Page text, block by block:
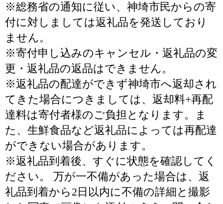
※総務省の通知に従い、神埼市民からの寄
付に対しましては返礼品を発送しており
ません。
※寄付申し込みのキャンセル・返礼品の変
更・返礼品の返品はできません。
※返礼品の配達ができず神埼市へ返却され
てきた場合につきましては、返却料+再配
達料は寄付者様のご負担となります。ま
た、生鮮食品など返礼品によっては再配達
ができない場合があります。
※返礼品到着後、すぐに状態を確認してく
ださい。 万が一不備があった場合は、返
礼品到着から2日以内に不備の詳細と撮影